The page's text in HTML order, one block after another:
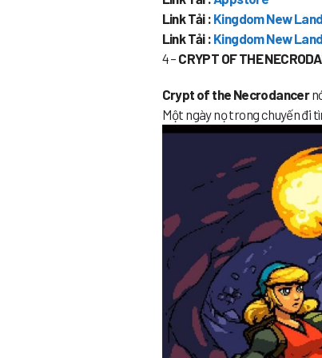
Link Tải : Kingdom New
Link Tải : Kingdom New
4 – CRYPT OF THE
Crypt of the Necrodancer
Một ngày nọ trong chuyến đi